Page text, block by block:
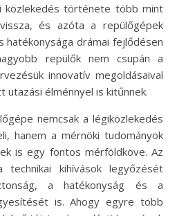
közlekedés története több mint
és azóta a repülőgépek
drámai fejlődésen
repülők nem csupán a
innovatív megoldásaival
élménnyel is kitűnnek.
nemcsak a légiközlekedés
hanem a mérnöki tudományok
is egy fontos mérföldköve. Az
kihívások legyőzését
a hatékonyság és a
is. Ahogy egyre több